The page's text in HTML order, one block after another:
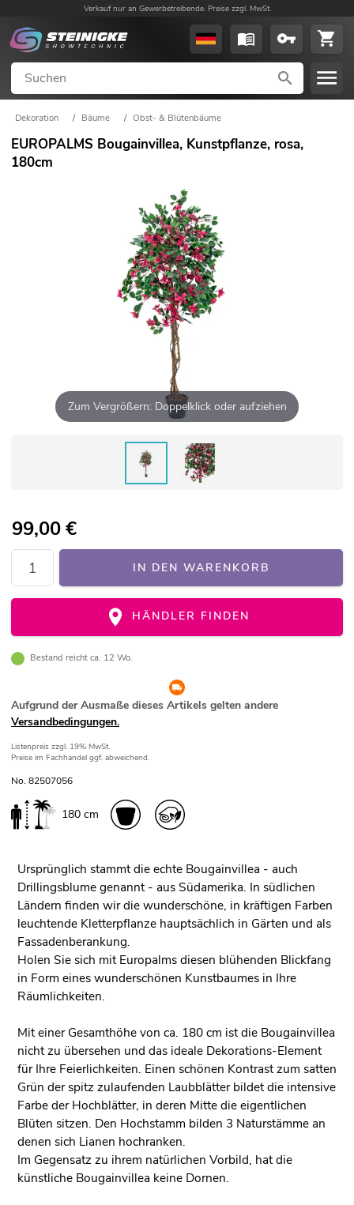
Verkauf nur an Gewerbetreibende. Preise zzgl. MwSt.
Dekoration / Bäume / Obst- & Blütenbäume
EUROPALMS Bougainvillea, Kunstpflanze, rosa,
180cm
Zum Vergrößern: Doppelklick oder aufziehen
99,00€
IN DEN WARENKORB
HÄNDLER FINDEN
Bestand reicht ca. 12 Wo.
Aufgrund der Ausmaße dieses Artikels gelten andere
Versandbedingungen.
Listenpreis zzgl. 19% MwSt.
Preise im Fachhandel ggf. abweichend.
No. 82507056
180 cm
Ursprünglich stammt die echte Bougainvillea - auch
Drillingsblume genannt - aus Südamerika. In südlichen
Ländern finden wir die wunderschöne, in kräftigen Farben
leuchtende Kletterpflanze hauptsächlich in Gärten und als
Fassadenberankung.
Holen Sie sich mit Europalms diesen blühenden Blickfang
in Form eines wunderschönen Kunstbaumes in Ihre
Räumlichkeiten.
Mit einer Gesamthöhe von ca. 180 cm ist die Bougainvillea
nicht zu übersehen und das ideale Dekorations-Element
für Ihre Feierlichkeiten. Einen schönen Kontrast zum satten
Grün der spitz zulaufenden Laubblätter bildet die intensive
Farbe der Hochblätter, in deren Mitte die eigentlichen
Blüten sitzen. Den Hochstamm bilden 3 Naturstämme an
denen sich Lianen hochranken.
Im Gegensatz zu ihrem natürlichen Vorbild, hat die
künstliche Bougainvillea keine Dornen.